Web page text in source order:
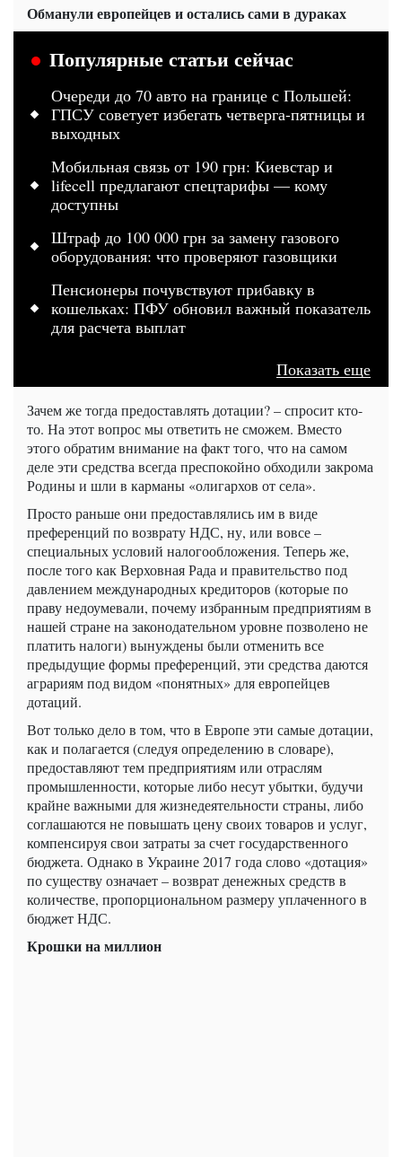
Обманули европейцев и остались сами в дураках
Популярные статьи сейчас
Очереди до 70 авто на границе с Польшей:
ГПСУ советует избегать четверга-пятницы и
выходных
Мобильная связь от 190 грн: Киевстар и
lifecell предлагают спецтарифы — кому
доступны
Штраф до 100 000 грн за замену газового
оборудования: что проверяют газовщики
Пенсионеры почувствуют прибавку в
кошельках: ПФУ обновил важный показатель
для расчета выплат
Показать еще
Зачем же тогда предоставлять дотации? – спросит кто-
то. На этот вопрос мы ответить не сможем. Вместо
этого обратим внимание на факт того, что на самом
деле эти средства всегда преспокойно обходили закрома
Родины и шли в карманы «олигархов от села».
Просто раньше они предоставлялись им в виде
преференций по возврату НДС, ну, или вовсе –
специальных условий налогообложения. Теперь же,
после того как Верховная Рада и правительство под
давлением международных кредиторов (которые по
праву недоумевали, почему избранным предприятиям в
нашей стране на законодательном уровне позволено не
платить налоги) вынуждены были отменить все
предыдущие формы преференций, эти средства даются
аграриям под видом «понятных» для европейцев
дотаций.
Вот только дело в том, что в Европе эти самые дотации,
как и полагается (следуя определению в словаре),
предоставляют тем предприятиям или отраслям
промышленности, которые либо несут убытки, будучи
крайне важными для жизнедеятельности страны, либо
соглашаются не повышать цену своих товаров и услуг,
компенсируя свои затраты за счет государственного
бюджета. Однако в Украине 2017 года слово «дотация»
по существу означает – возврат денежных средств в
количестве, пропорциональном размеру уплаченного в
бюджет НДС.
Крошки на миллион